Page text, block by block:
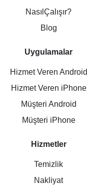
NasılÇalışır?
Blog
Uygulamalar
Hizmet Veren Android
Hizmet Veren iPhone
Müşteri Android
Müşteri iPhone
Hizmetler
Temizlik
Nakliyat